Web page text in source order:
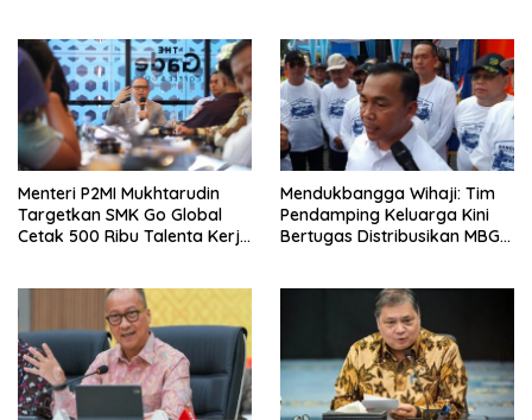
Menteri P2MI Mukhtarudin
Targetkan SMK Go Global
Cetak 500 Ribu Talenta Kerja
Mendukbangga Wihaji: Tim
Pendamping Keluarga Kini
Bertugas Distribusikan MBG